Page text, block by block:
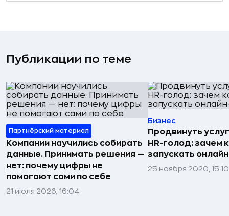
Публикации по теме
Партнёрский материал
Компании научились собирать
данные. Принимать решения —
нет: почему цифры не
помогают сами по себе
21 июля 2026, 16:04
Бизнес
Продвинуть
HR-голод: зачем
запускать
25 ноября 2020, 15:10